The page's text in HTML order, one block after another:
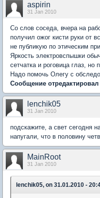
aspirin
31 Jan 2010
Со слов соседа, вчера на
получил ожог кисти руки от
не публикую по этическим
Яркость электровспышки
сетчатка и роговица глаз, но
Надо помочь Олегу с
Сообщение
lenchik05
31 Jan 2010
подскажите, а свет сегодня
напугали, что в половину
MainRoot
31 Jan 2010
lenchik05, on 31.01.2010 -